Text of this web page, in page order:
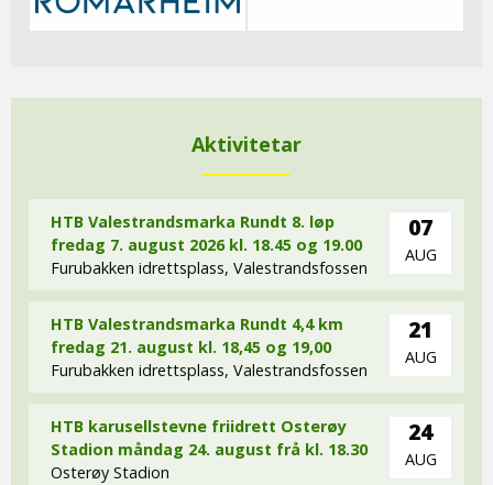
Aktivitetar
HTB Valestrandsmarka Rundt 8. løp
fredag 7. august 2026 kl. 18.45 og 19.00
Furubakken idrettsplass, Valestrandsfossen
07
AUG
HTB Valestrandsmarka Rundt 4,4 km
fredag 21. august kl. 18,45 og 19,00
Furubakken idrettsplass, Valestrandsfossen
21
AUG
HTB karusellstevne friidrett Osterøy
Stadion måndag 24. august frå kl. 18.30
Osterøy Stadion
24
AUG